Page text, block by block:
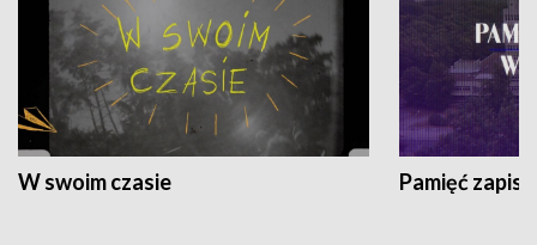
W swoim czasie Pamięć